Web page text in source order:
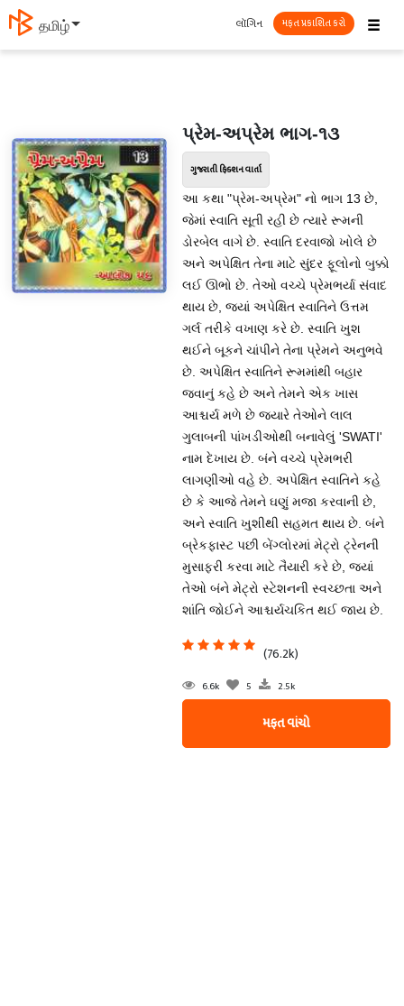
தமிழ் ☰
લૉગિન મફત પ્રકાશિત કરો
પ્રેમ-અપ્રેમ ભાગ-૧૩
ગુજરાતી ફિક્શન વાર્તા
આ કથા "પ્રેમ-અપ્રેમ" નો ભાગ 13 છે,
જેમાં સ્વાતિ સૂતી રહી છે ત્યારે રૂમની
ડોરબેલ વાગે છે. સ્વાતિ દરવાજો ખોલે છે
અને અપેક્ષિત તેના માટે સુંદર ફૂલોનો બુક્કો
લઈ ઊભો છે. તેઓ વચ્ચે પ્રેમભર્યા સંવાદ
થાય છે, જ્યાં અપેક્ષિત સ્વાતિને ઉત્તમ
ગર્લ તરીકે વખાણ કરે છે. સ્વાતિ ખુશ
થઈને બૂકને ચાંપીને તેના પ્રેમને અનુભવે
છે. અપેક્ષિત સ્વાતિને રૂમમાંથી બહાર
જવાનું કહે છે અને તેમને એક ખાસ
આશ્ચર્ય મળે છે જ્યારે તેઓને લાલ
ગુલાબની પાંખડીઓથી બનાવેલું 'SWATI'
નામ દેખાય છે. બંને વચ્ચે પ્રેમભરી
લાગણીઓ વહે છે. અપેક્ષિત સ્વાતિને કહે
છે કે આજે તેમને ઘણું મજા કરવાની છે,
અને સ્વાતિ ખુશીથી સહમત થાય છે. બંને
બ્રેકફાસ્ટ પછી બેંગ્લોરમાં મેટ્રો ટ્રેનની
મુસાફરી કરવા માટે તૈયારી કરે છે, જ્યાં
તેઓ બંને મેટ્રો સ્ટેશનની સ્વચ્છતા અને
શાંતિ જોઈને આશ્ચર્યચકિત થઈ જાય છે.
(76.2k)
6.6k 5 2.5k
મફત વાંચો